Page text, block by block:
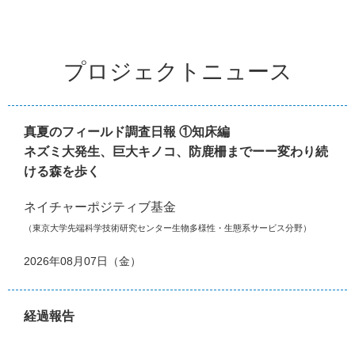
プロジェクトニュース
真夏のフィールド調査日報 ①知床編
ネズミ大発生、巨大キノコ、防鹿柵までーー変わり続
ける森を歩く
ネイチャーポジティブ基金
（東京大学先端科学技術研究センター生物多様性・生態系サービス分野）
2026年08月07日（金）
経過報告